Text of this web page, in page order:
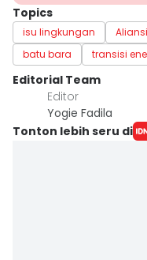
Topics
isu lingkungan
batu bara
transisi
Editorial Team
Editor
Yogie Fadila
Tonton lebih seru di